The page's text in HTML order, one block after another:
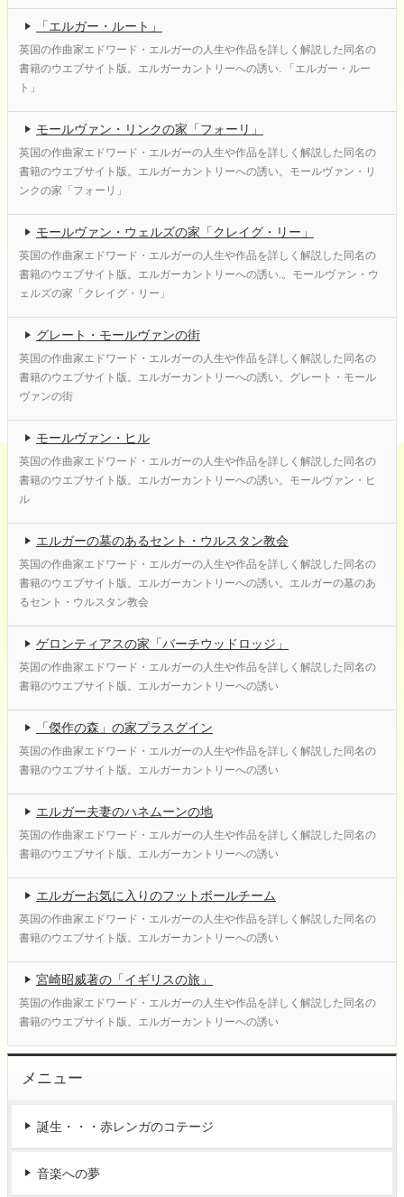
「エルガー・ルート」
英国の作曲家エドワード・エルガーの人生や作品を詳しく解説した同名の
書籍のウエブサイト版。エルガーカントリーへの誘い. 「エルガー・ルー
ト」
モールヴァン・リンクの家「フォーリ」
英国の作曲家エドワード・エルガーの人生や作品を詳しく解説した同名の
書籍のウエブサイト版。エルガーカントリーへの誘い。モールヴァン・リ
ンクの家「フォーリ」
モールヴァン・ウェルズの家「クレイグ・リー」
英国の作曲家エドワード・エルガーの人生や作品を詳しく解説した同名の
書籍のウエブサイト版。エルガーカントリーへの誘い.。モールヴァン・ウ
ェルズの家「クレイグ・リー」
グレート・モールヴァンの街
英国の作曲家エドワード・エルガーの人生や作品を詳しく解説した同名の
書籍のウエブサイト版。エルガーカントリーへの誘い。グレート・モール
ヴァンの街
モールヴァン・ヒル
英国の作曲家エドワード・エルガーの人生や作品を詳しく解説した同名の
書籍のウエブサイト版。エルガーカントリーへの誘い。モールヴァン・ヒ
ル
エルガーの墓のあるセント・ウルスタン教会
英国の作曲家エドワード・エルガーの人生や作品を詳しく解説した同名の
書籍のウエブサイト版。エルガーカントリーへの誘い。エルガーの墓のあ
るセント・ウルスタン教会
ゲロンティアスの家「バーチウッドロッジ」
英国の作曲家エドワード・エルガーの人生や作品を詳しく解説した同名の
書籍のウエブサイト版。エルガーカントリーへの誘い
「傑作の森」の家プラスグイン
英国の作曲家エドワード・エルガーの人生や作品を詳しく解説した同名の
書籍のウエブサイト版。エルガーカントリーへの誘い
エルガー夫妻のハネムーンの地
英国の作曲家エドワード・エルガーの人生や作品を詳しく解説した同名の
書籍のウエブサイト版。エルガーカントリーへの誘い
エルガーお気に入りのフットボールチーム
英国の作曲家エドワード・エルガーの人生や作品を詳しく解説した同名の
書籍のウエブサイト版。エルガーカントリーへの誘い
宮崎昭威著の「イギリスの旅」
英国の作曲家エドワード・エルガーの人生や作品を詳しく解説した同名の
書籍のウエブサイト版。エルガーカントリーへの誘い
メニュー
誕生・・・赤レンガのコテージ
音楽への夢